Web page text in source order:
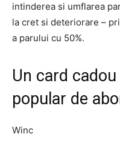
intinderea si umflarea
la cret si deteriorare –
a parului cu 50%.
Un card
popular de
Winc